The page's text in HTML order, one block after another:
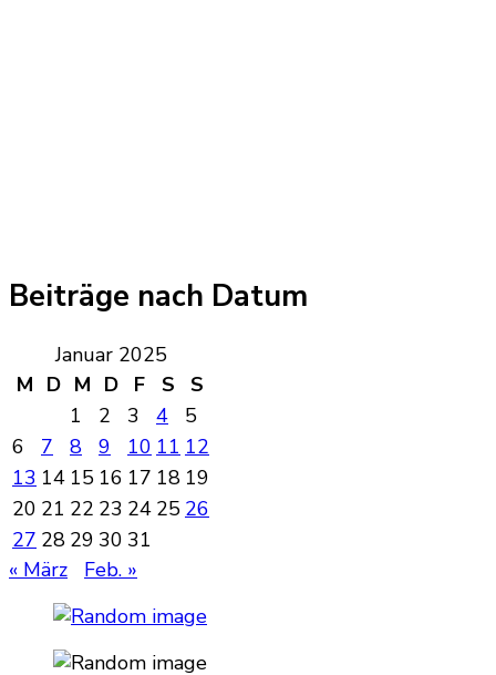
Beiträge nach Datum
Januar 2025
M D M D F S
S
1
2 3 4
5
6
7 8 9 10 11 12
13 14 15 16 17 18 19
20 21 22 23 24 25 26
27 28 29 30 31
« März
Feb. »